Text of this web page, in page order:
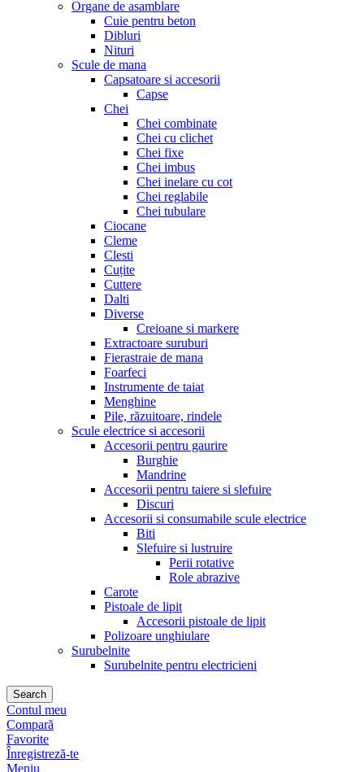
Organe de asamblare
Cuie pentru beton
Dibluri
Nituri
Scule de mana
Capsatoare si accesorii
Capse
Chei
Chei combinate
Chei cu clichet
Chei fixe
Chei imbus
Chei inelare cu cot
Chei reglabile
Chei tubulare
Ciocane
Cleme
Clesti
Cuțite
Cuttere
Dalti
Diverse
Creioane si markere
Extractoare suruburi
Fierastraie de mana
Foarfeci
Instrumente de taiat
Menghine
Pile, răzuitoare, rindele
Scule electrice si accesorii
Accesorii pentru gaurire
Burghie
Mandrine
Accesorii pentru taiere si slefuire
Discuri
Accesorii si consumabile scule electrice
Biti
Slefuire si lustruire
Perii rotative
Role abrazive
Carote
Pistoale de lipit
Accesorii pistoale de lipit
Polizoare unghiulare
Surubelnite
Surubelnite pentru electricieni
Search
Contul meu
Compară
Favorite
Înregistreză-te
Meniu